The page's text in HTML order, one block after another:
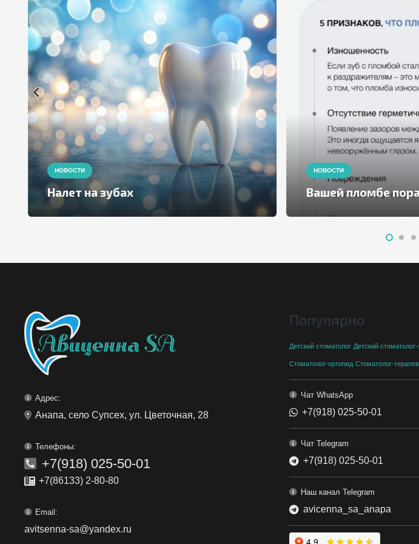
НОВОСТИ
Налет на зубах
НОВОСТИ
Вашей пломбе
Адрес:
Анапа, село Супсех, ул. Цветочная, 28
Телефоны:
+7(918) 025-50-01
+7(86133) 2-80-80
Email:
avitsenna-sa@yandex.ru
Популярно
Детский стоматолог Детский стоматолог-
Стоматолог-ортопед Стоматолог-
Чат WhatsApp
+7(918) 025-50-01
Чат Telegram
+7(918) 025-50-01
Наш канал Telegram
avicenna_sa_anapa